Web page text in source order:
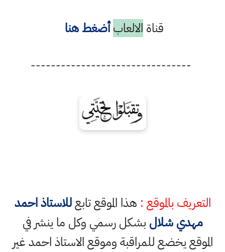
قناة الالعاب أضغط هنا
--------------------------------
التعريف بالموقع : هذا الموقع تابعللاستاذ احمد
مهدي شلال بشكل رسمي وكل ما ينشر في
الموقع يخضع للمراقبة وموقع الاستاذ احمد غير